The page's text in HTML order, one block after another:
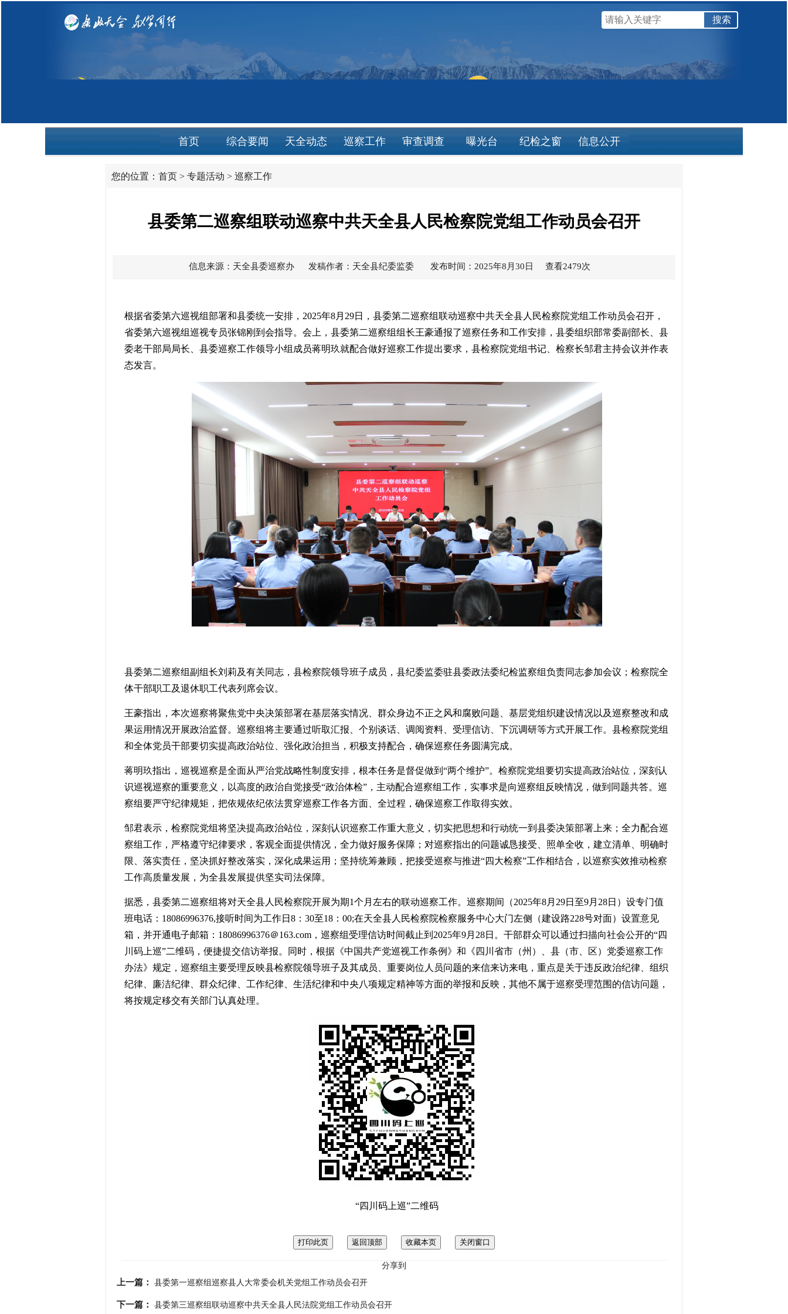
首页 综合要闻 天全动态 巡察工作 审查调查 曝光台 纪检之窗 信息公开
您的位置： 首页 > 专题活动 > 巡察工作
县委第二巡察组联动巡察中共天全县人民检察院党组工作动员会召开
信息来源：天全县委巡察办 发稿作者：天全县纪委监委 发布时间：2025年8月30日 查看2479次
根据省委第六巡视组部署和县委统一安排， 2025年8月29日，县委第二巡察组联动巡察中共天全县人民检察院党组工作动员会召开，
省委第六巡视组巡视专员张锦刚到会指导。会上，县委第二巡察组组长王豪通报了巡察任务和工作安排，县委组织部常委副部长、县
委老干部局局长、县委巡察工作领导小组成员蒋明玖就配合做好巡察工作提出要求，县检察院党组书记、检察长邹君主持会议并作表
态发言。
县委第二巡察组副组长刘莉及有关同志，县检察院领导班子成员，县纪委监委驻县委政法委纪检监察组负责同志参加会议；检察院全
体干部职工及退休职工代表列席会议。
王豪指出，本次巡察将聚焦党中央决策部署在基层落实情况、群众身边不正之风和腐败问题、基层党组织建设情况以及巡察整改和成
果运用情况开展政治监督。巡察组将主要通过听取汇报、个别谈话、调阅资料、受理信访、下沉调研等方式开展工作。县检察院党组
和全体党员干部要切实提高政治站位、强化政治担当，积极支持配合，确保巡察任务圆满完成。
蒋明玖指出，巡视巡察是全面从严治党战略性制度安排，根本任务是督促做到 “两个维护”。检察院党组要切实提高政治站位，深刻认
识巡视巡察的重要意义，以高度的政治自觉接受“政治体检”，主动配合巡察组工作，实事求是向巡察组反映情况，做到同题共答。巡
察组要严守纪律规矩，把依规依纪依法贯穿巡察工作各方面、全过程，确保巡察工作取得实效。
邹君表示， 检察院党组将坚决提高政治站位，深刻认识巡察工作重大意义，切实把思想和行动统一到县委决策部署上来；全力配合巡
察组工作，严格遵守纪律要求，客观全面提供情况，全力做好服务保障；对巡察指出的问题诚恳接受、照单全收，建立清单、明确时
限、落实责任，坚决抓好整改落实，深化成果运用；坚持统筹兼顾，把接受巡察与推进“四大检察”工作相结合，以巡察实效推动检察
工作高质量发展，为全县发展提供坚实司法保障。
据悉，县委第二巡察组将对天全县人民检察院开展为期1个月左右的联动巡察工作。巡察期间（2025年8月29日至9月28日）设专门值
班电话：18086996376,接听时间为工作日8：30至18：00;在天全县人民检察院检察服务中心大门左侧（建设路228号对面）设置意见
箱，并开通电子邮箱：18086996376＠163.com，巡察组受理信访时间截止到 2025年9月28日。干部群众可以通过扫描向社会公开的“四
川码上巡”二维码，便捷提交信访举报。同时，根据《中国共产党巡视工作条例》和《四川省市（州）、县（市、区）党委巡察工作
办法》规定，巡察组主要受理反映县检察院领导班子及其成员、 重要岗位人员问题的来信来访来电，重点是关于违反政治纪律、组织
纪律、廉洁纪律、群众纪律、工作纪律、生活纪律和中央八项规定精神等方面的举报和反映，其他不属于巡察受理范围的信访问题，
将按规定移交有关部门认真处理。
“四川码上巡”二维码
分享到
上一篇： 县委第一巡察组巡察县人大常委会机关党组工作动员会召开
下一篇： 县委第三巡察组联动巡察中共天全县人民法院党组工作动员会召开